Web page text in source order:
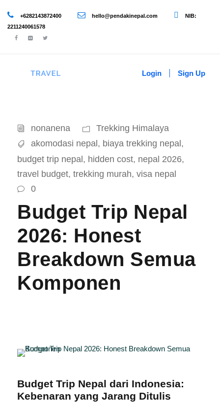
+6282143872400 hello@pendakinepal.com
NIB:
2211240061578
Login Sign Up
nonanena
Trekking Himalaya
akomodasi nepal , biaya trekking nepal ,
budget trip nepal, hidden cost, nepal 2026,
travel budget, trekking murah, visa nepal
0
Budget Trip Nepal
2026: Honest
Breakdown Semua
Komponen
Budget Trip Nepal dari Indonesia:
Kebenaran yang Jarang Ditulis